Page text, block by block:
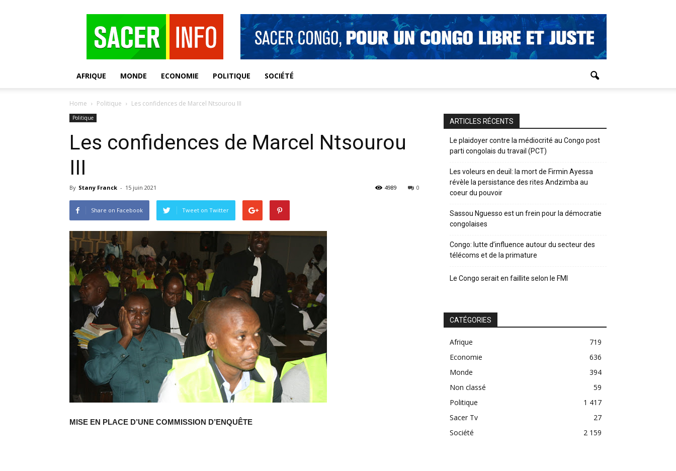
AFRIQUE MONDE ECONOMIE POLITIQUE SOCIÉTÉ
Home Politique Les confidences de Marcel Ntsourou III
Politique
Les confidences de Marcel Ntsourou
III
By Stany Franck - 15 juin 2021 0
4989
Share on Facebook Tweet on Twitter
MISE EN PLACE D’UNE COMMISSION D’ENQUÊTE
ARTICLES RÉCENTS
Le plaidoyer contre la médiocrité au Congo post
parti congolais du travail (PCT)
Les voleurs en deuil: la mort de Firmin Ayessa
révèle la persistance des rites Andzimba au
coeur du pouvoir
Sassou Nguesso est un frein pour la démocratie
congolaises
Congo: lutte d’influence autour du secteur des
télécoms et de la primature
Le Congo serait en faillite selon le FMI
CATÉGORIES
Afrique
719
Economie
636
Monde
394
Non classé
59
Politique
1 417
Sacer Tv
27
Société
2 159